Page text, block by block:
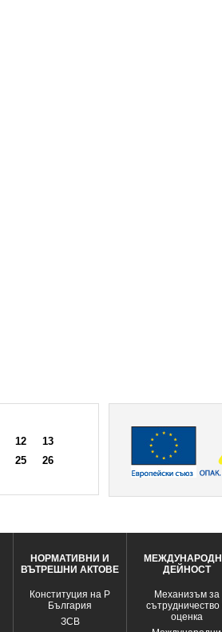
12
13
25
26
НОРМАТИВНИ И
ВЪТРЕШНИ АКТОВЕ
Конституция на Р
България
ЗСВ
ДЕЙНОСТ
Механизъм за
сътрудничество
оценка